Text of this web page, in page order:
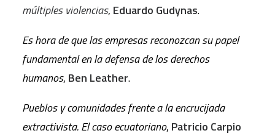
múltiples violencias, Eduardo Gudynas.
Es hora de que las empresas reconozcan su papel
fundamental en la defensa de los derechos
humanos, Ben Leather.
Pueblos y comunidades frente a la encrucijada
extractivista. El caso ecuatoriano, Patricio Carpio